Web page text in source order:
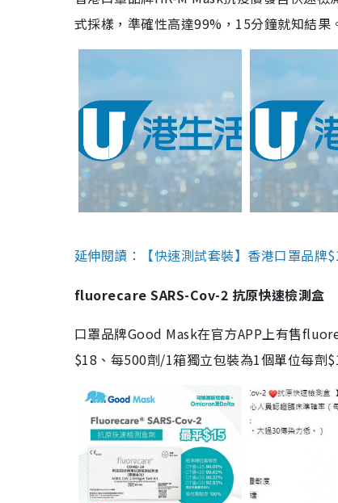
式採樣，準確性高達99%，15分鐘就知結果
延伸閱讀：【快速測試套裝】香港口罩品
fluorecare SARS-Cov-2 抗原快速檢測盒
口罩品牌Good Mask在官方APP上有售
$18、每500劑/1箱獨立包裝為1個單位每劑